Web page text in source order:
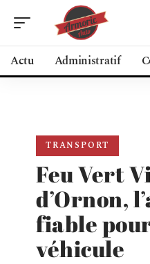
Actu Administratif
TRANSPORT
Feu Vert
d’Ornon,
fiable
véhicule